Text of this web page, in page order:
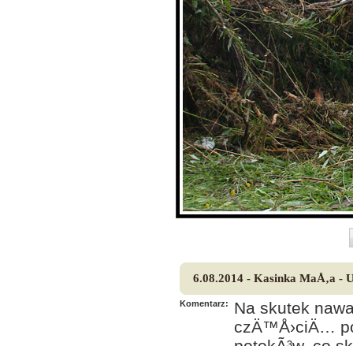
6.08.2014 - Kasinka MaÅ‚a -
Komentarz:
Na skutek
czÄ™Å›ciÄ…